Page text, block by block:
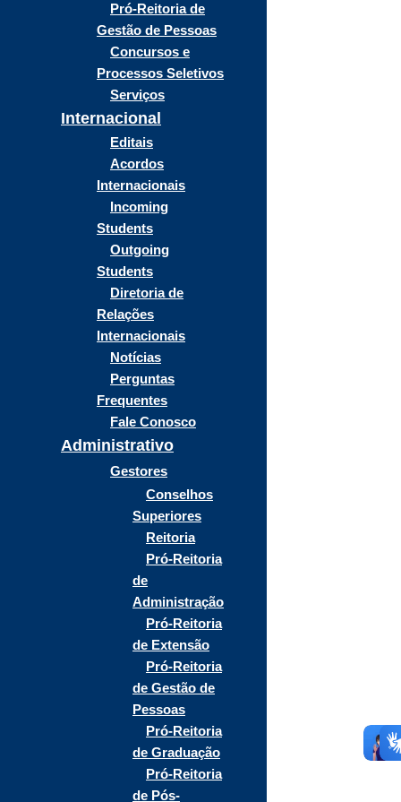
Pró-Reitoria de
Gestão de Pessoas
Concursos e
Processos Seletivos
Serviços
Internacional
Editais
Acordos
Internacionais
Incoming
Students
Outgoing
Students
Diretoria de
Relações
Internacionais
Notícias
Perguntas
Frequentes
Fale Conosco
Administrativo
Gestores
Conselhos
Superiores
Reitoria
Pró-Reitoria
de
Administração
Pró-Reitoria
de Extensão
Pró-Reitoria
de Gestão de
Pessoas
Pró-Reitoria
de Graduação
Pró-Reitoria
de Pós-